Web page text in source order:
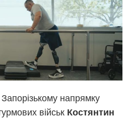
напрямку
військ Костянтин